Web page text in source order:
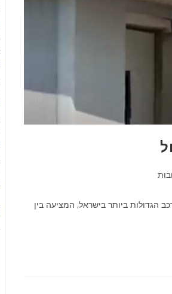
הגדולות ביותר בישראל, המציעה בין